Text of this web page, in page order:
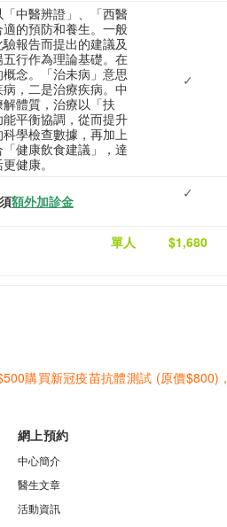
中醫辨證」、「西醫
的預防和養生。一般
報告而提出的建議及
行作為理論基礎。在
念。「治未病」意思
，二是治療疾病。中
體質，治療以「扶
平衡協調，從而提升
學檢查數據，再加上
健康飲食建議」，達
健康。
✓
額外加診金 ✓
單人 $1,680
購買新冠疫苗抗體測試 (原價$800)，
網上預約
中心簡介
醫生文章
活動資訊